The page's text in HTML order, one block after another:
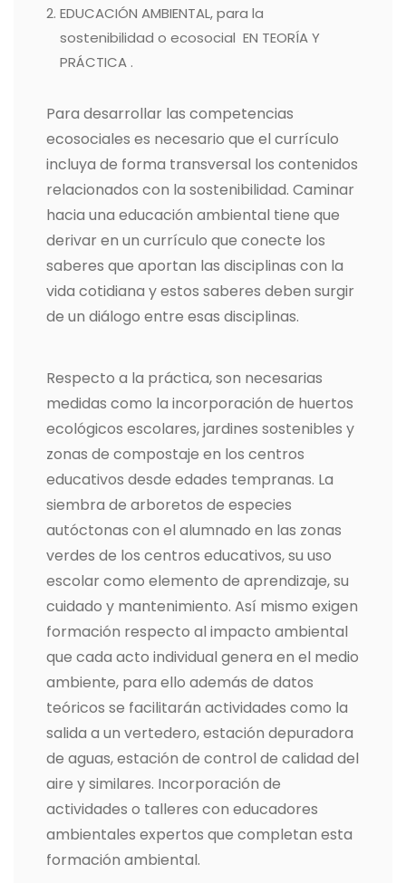
EDUCACIÓN AMBIENTAL, para la
sostenibilidad o ecosocial EN TEORÍA Y
PRÁCTICA .
Para desarrollar las competencias
ecosociales es necesario que el currículo
incluya de forma transversal los contenidos
relacionados con la sostenibilidad. Caminar
hacia una educación ambiental tiene que
derivar en un currículo que conecte los
saberes que aportan las disciplinas con la
vida cotidiana y estos saberes deben surgir
de un diálogo entre esas disciplinas.
Respecto a la práctica, son necesarias
medidas como la incorporación de huertos
ecológicos escolares, jardines sostenibles y
zonas de compostaje en los centros
educativos desde edades tempranas. La
siembra de arboretos de especies
autóctonas con el alumnado en las zonas
verdes de los centros educativos, su uso
escolar como elemento de aprendizaje, su
cuidado y mantenimiento. Así mismo exigen
formación respecto al impacto ambiental
que cada acto individual genera en el medio
ambiente, para ello además de datos
teóricos se facilitarán actividades como la
salida a un vertedero, estación depuradora
de aguas, estación de control de calidad del
aire y similares. Incorporación de
actividades o talleres con educadores
ambientales expertos que completan esta
formación ambiental.